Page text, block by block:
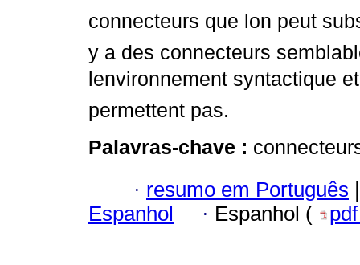
connecteurs que lon peut
y a des connecteurs
lenvironnement syntactique
permettent pas.
Palavras-chave :
· resumo em Português |
Espanhol
· Espanhol (